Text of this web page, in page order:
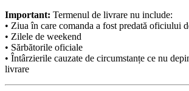
Important: Termenul de livrare nu include:
• Ziua în care comanda a fost predată oficiului
• Zilele de weekend
• Sărbătorile oficiale
• Întârzierile cauzate de circumstanțe ce nu
livrare